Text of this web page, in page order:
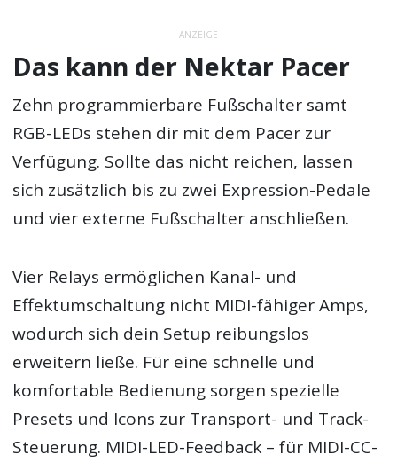
ANZEIGE
Das kann der Nektar Pacer
Zehn programmierbare Fußschalter samt
RGB-LEDs stehen dir mit dem Pacer zur
Verfügung. Sollte das nicht reichen, lassen
sich zusätzlich bis zu zwei Expression-Pedale
und vier externe Fußschalter anschließen.
Vier Relays ermöglichen Kanal- und
Effektumschaltung nicht MIDI-fähiger Amps,
wodurch sich dein Setup reibungslos
erweitern ließe. Für eine schnelle und
komfortable Bedienung sorgen spezielle
Presets und Icons zur Transport- und Track-
Steuerung. MIDI-LED-Feedback – für MIDI-CC-